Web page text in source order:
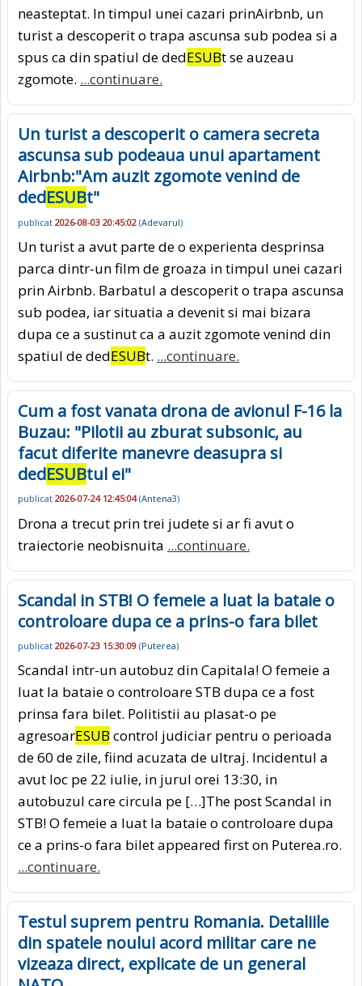
neasteptat. In timpul unei cazari prinAirbnb, un
turist a descoperit o trapa ascunsa sub podea si a
spus ca din spatiul de dedESUBt se auzeau
zgomote. ...continuare.
Un turist a descoperit o camera secreta
ascunsa sub podeaua unui apartament
Airbnb:"Am auzit zgomote venind de
dedESUBt"
publicat 2026-08-03 20:45:02 (Adevarul)
Un turist a avut parte de o experienta desprinsa
parca dintr-un film de groaza in timpul unei cazari
prin Airbnb. Barbatul a descoperit o trapa ascunsa
sub podea, iar situatia a devenit si mai bizara
dupa ce a sustinut ca a auzit zgomote venind din
spatiul de dedESUBt. ...continuare.
Cum a fost vanata drona de avionul F-16 la
Buzau: "Pilotii au zburat subsonic, au
facut diferite manevre deasupra si
dedESUBtul ei"
publicat 2026-07-24 12:45:04(Antena3)
Drona a trecut prin trei judete si ar fi avut o
traiectorie neobisnuita ...continuare.
Scandal in STB! O femeie a luat la bataie o
controloare dupa ce a prins-o fara bilet
publicat 2026-07-23 15:30:09 (Puterea)
Scandal intr-un autobuz din Capitala! O femeie a
luat la bataie o controloare STB dupa ce a fost
prinsa fara bilet. Politistii au plasat-o pe
agresoarESUB control judiciar pentru o perioada
de 60 de zile, fiind acuzata de ultraj. Incidentul a
avut loc pe 22 iulie, in jurul orei 13:30, in
autobuzul care circula pe […]The post Scandal in
STB! O femeie a luat la bataie o controloare dupa
ce a prins-o fara bilet appeared first on Puterea.ro.
...continuare.
Testul suprem pentru Romania. Detaliile
din spatele noului acord militar care ne
vizeaza direct, explicate de un general